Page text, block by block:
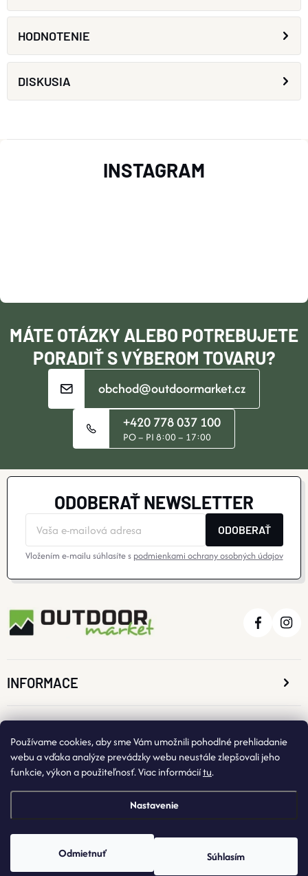
Používame cookies, aby sme Vám umožnili pohodlné prehliadanie
webu a vďaka analýze prevádzky webu neustále zlepšovali jeho
funkcie, výkon a použiteľnosť. Viac informáciítu.
Nastavenie
Odmietnuť Súhlasím
HODNOTENIE
DISKUSIA
T
MÁTE OTÁZKY ALEBO POTREBUJETE
PORADIŤ S VÝBEROM TOVARU?
obchod@outdoormarket.cz
+420 778 037 100
PO – PI 8:00 – 17:00
INSTAGRAM
ODOBERAŤ NEWSLETTER
ODOBERAŤ
Vložením e-mailu súhlasíte s podmienkami ochrany osobných údajov
INFORMACE
KONTAKTNÉ ÚDAJE
Copyright 2026OutdoorMarket . Všetky práva vyhradené.